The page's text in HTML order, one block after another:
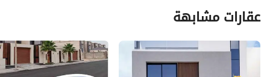
السعر
المساحة
1652
عدد الغرف
-
عقارات مشابهة